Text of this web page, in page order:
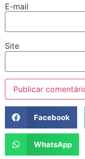
E-mail
Site
Facebook
WhatsApp